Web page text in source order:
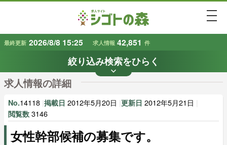
最終更新 2026/8/8 15:25 求人情報 42,851 件
絞り込み検索をひらく
keyboard_arrow_down
条件から探す
地域 で探す 業種で探す
雇用形態で探す 賃金で探す
求人情報の詳細
No.14118 掲載日 2012年5月20日 更新日 2012年5月21日
閲覧数 3146
女性幹部候補の募集です。